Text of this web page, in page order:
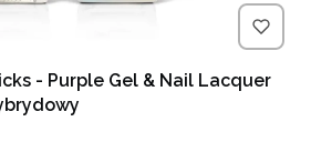
- Purple Gel & Nail Lacquer